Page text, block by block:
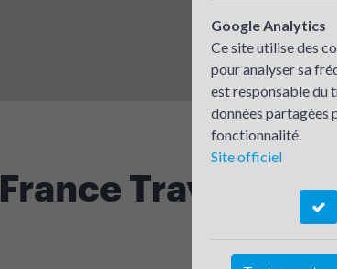
France Travail -
Google Analytics
Ce site utilise des
pour analyser sa
est responsable du
données partagées
fonctionnalité.
Site officiel